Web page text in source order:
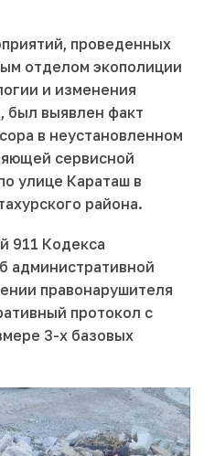
проведенных
отделом экополиции
и изменения
был выявлен факт
в неустановленном
сервисной
улице Караташ в
района.
911 Кодекса
административной
правонарушителя
протокол с
3-х базовых